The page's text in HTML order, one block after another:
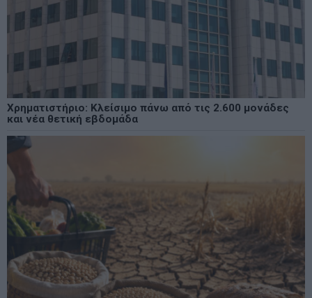
Χρηματιστήριο: Κλείσιμο πάνω από τις 2.600 μονάδες
και νέα θετική εβδομάδα